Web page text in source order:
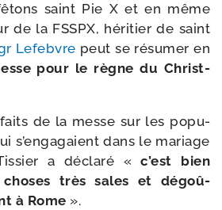
saint Pie X et en même
de la FSSPX, héri­tier de saint
Lefebvre peut se résu­mer en
pour le règne du Christ-​
de la messe sur les popu­
s’en­ga­gaient dans le mariage
a décla­ré «c’est bien
très sales et dégoû­
à Rome ».